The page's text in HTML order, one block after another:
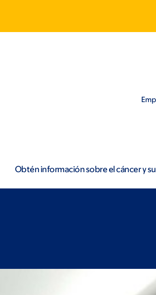
Obtén información sobre el cáncer y